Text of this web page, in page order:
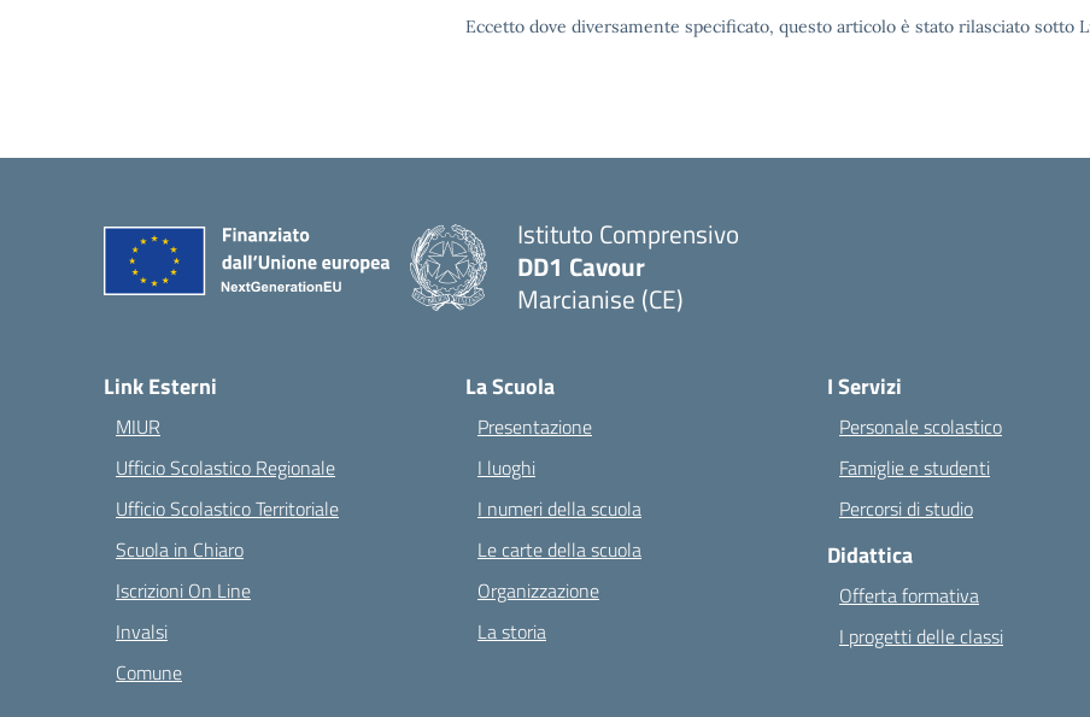
Eccetto dove diversamente specificato, questo articolo è stato rilasciato sotto
Istituto Comprensivo
DD1 Cavour
Marcianise (CE)
Link Esterni
MIUR
Ufficio Scolastico Regionale
Ufficio Scolastico Territoriale
Scuola in Chiaro
Iscrizioni On Line
Invalsi
Comune
La Scuola
Presentazione
I luoghi
I numeri della scuola
Le carte della scuola
Organizzazione
La storia
I Servizi
Personale scolastico
Famiglie e studenti
Percorsi di studio
Didattica
Offerta formativa
I progetti delle classi